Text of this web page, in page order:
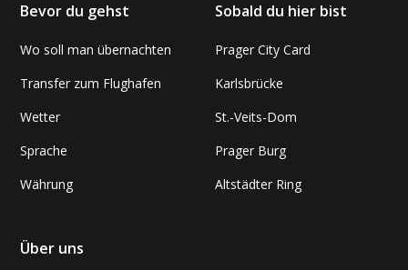
Bevor du gehst
Wo soll man übernachten
Transfer zum Flughafen
Wetter
Sprache
Währung
Sobald du hier bist
Prager City Card
Karlsbrücke
St.-Veits-Dom
Prager Burg
Altstädter Ring
Über uns